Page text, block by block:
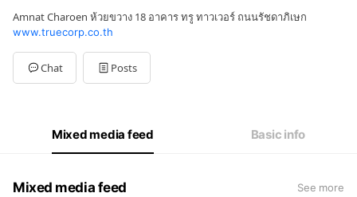
Amnat Charoen ห้วยขวาง 18 อาคาร ทรู ทาวเวอร์ ถนนรัชดาภิเษก
www.truecorp.co.th
Chat Posts
Mixed media feed Basic info
Mixed media feed See more